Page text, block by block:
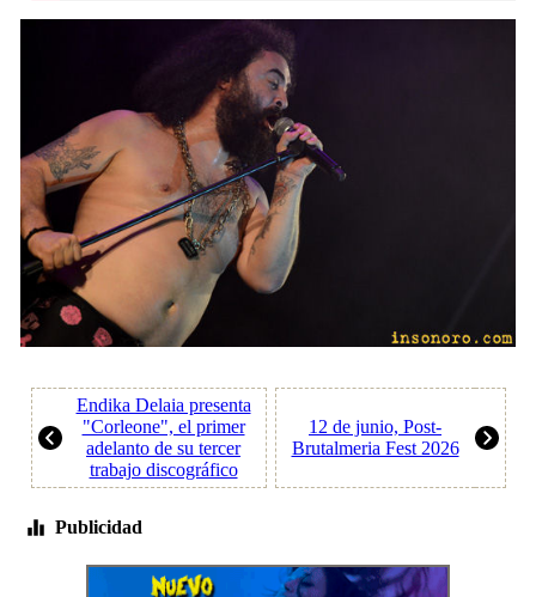
Endika Delaia presenta
"Corleone", el primer
adelanto de su tercer
trabajo discográfico
12 de junio, Post-
Brutalmeria Fest 2026
Publicidad